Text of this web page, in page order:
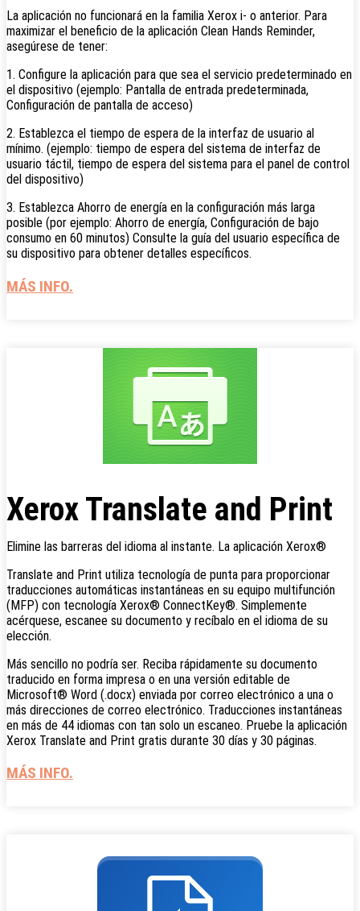
La aplicación no funcionará en la familia Xerox i- o anterior. Para
maximizar el beneficio de la aplicación Clean Hands Reminder,
asegúrese de tener:
1. Configure la aplicación para que sea el servicio predeterminado en
el dispositivo (ejemplo: Pantalla de entrada predeterminada,
Configuración de pantalla de acceso)
2. Establezca el tiempo de espera de la interfaz de usuario al
mínimo. (ejemplo: tiempo de espera del sistema de interfaz de
usuario táctil, tiempo de espera del sistema para el panel de control
del dispositivo)
3. Establezca Ahorro de energía en la configuración más larga
posible (por ejemplo: Ahorro de energía, Configuración de bajo
consumo en 60 minutos) Consulte la guía del usuario específica de
su dispositivo para obtener detalles específicos.
MÁS INFO.
Xerox Translate and Print
Elimine las barreras del idioma al instante. La aplicación Xerox®
Translate and Print utiliza tecnología de punta para proporcionar
traducciones automáticas instantáneas en su equipo multifunción
(MFP) con tecnología Xerox® ConnectKey®. Simplemente
acérquese, escanee su documento y recíbalo en el idioma de su
elección.
Más sencillo no podría ser. Reciba rápidamente su documento
traducido en forma impresa o en una versión editable de
Microsoft® Word (.docx) enviada por correo electrónico a una o
más direcciones de correo electrónico. Traducciones instantáneas
en más de 44 idiomas con tan solo un escaneo. Pruebe la aplicación
Xerox Translate and Print gratis durante 30 días y 30 páginas.
MÁS INFO.